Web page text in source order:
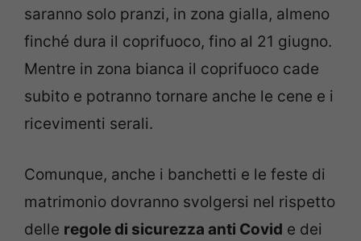
saranno solo pranzi, in zona gialla, almeno
finché dura il coprifuoco, fino al 21 giugno.
Mentre in zona bianca il coprifuoco cade
subito e potranno tornare anche le cene e i
ricevimenti serali.
Comunque, anche i banchetti e le feste di
matrimonio dovranno svolgersi nel rispetto
delle regole di sicurezza anti Covid e dei